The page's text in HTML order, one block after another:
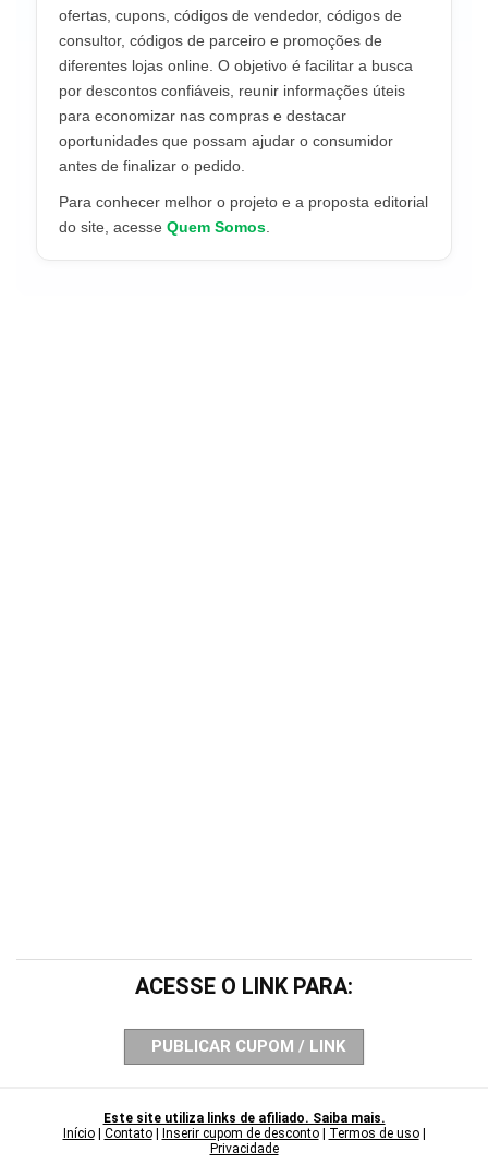
ofertas, cupons, códigos de vendedor, códigos de
consultor, códigos de parceiro e promoções de
diferentes lojas online. O objetivo é facilitar a busca
por descontos confiáveis, reunir informações úteis
para economizar nas compras e destacar
oportunidades que possam ajudar o consumidor
antes de finalizar o pedido.
Para conhecer melhor o projeto e a proposta editorial
do site, acesse Quem Somos
ACESSE O LINK PARA:
PUBLICAR CUPOM / LINK
Este site utiliza links de afiliado. Saiba mais.
Início| Contato| Inserir cupom de desconto| Termos de uso|
Privacidade